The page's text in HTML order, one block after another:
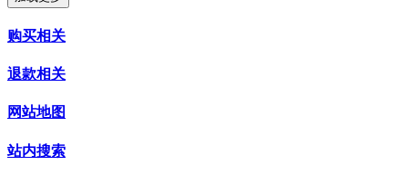
购买相关
退款相关
网站地图
站内搜索